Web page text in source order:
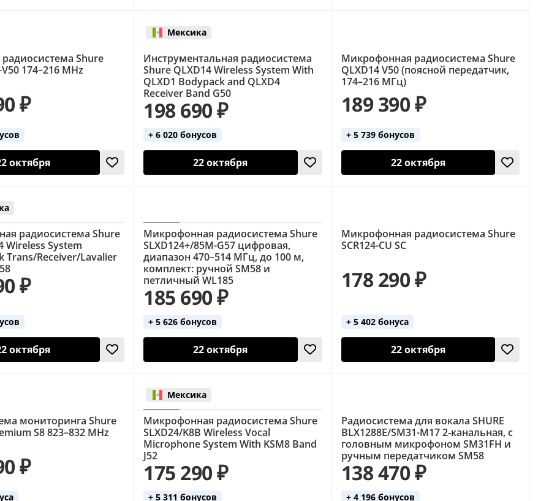
Shure
174–216 MHz
₽
октября
Инструментальная радиосистема
Shure QLXD14 Wireless System With
QLXD1 Bodypack and QLXD4
Receiver Band G50
Мексика
198 690 ₽
+ 6 020 бонусов
22 октября
Микрофонная радиосистема Shure
QLXD14 V50 (поясной передатчик,
174–216 МГц)
189 390 ₽
+ 5 739 бонусов
22 октября
радиосистема Shure
Wireless System
Trans/Receiver/Lavalier
₽
октября
Микрофонная радиосистема Shure
SLXD124+/85M-G57 цифровая,
диапазон 470–514 МГц, до 100 м,
комплект: ручной SM58 и
петличный WL185
185 690 ₽
+ 5 626 бонусов
22 октября
Микрофонная радиосистема Shure
SCR124-CU SC
178 290 ₽
+ 5 402 бонуса
22 октября
мониторинга Shure
S8 823–832 MHz
₽
Микрофонная радиосистема Shure
SLXD24/K8B Wireless Vocal
Microphone System With KSM8 Band
J52
Мексика
175 290 ₽
+ 5 311 бонусов
Радиосистема для вокала SHURE
BLX1288E/SM31-M17 2‑канальная, с
головным микрофоном SM31FH и
ручным передатчиком SM58
138 470 ₽
+ 4 196 бонусов